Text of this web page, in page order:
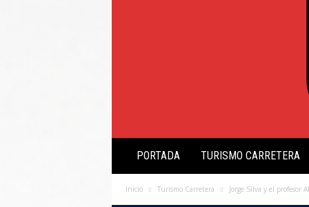
s
ó
PORTADA TURISMO CARRETERA
Inicio Turismo Carretera Jorge Silva y el profesor